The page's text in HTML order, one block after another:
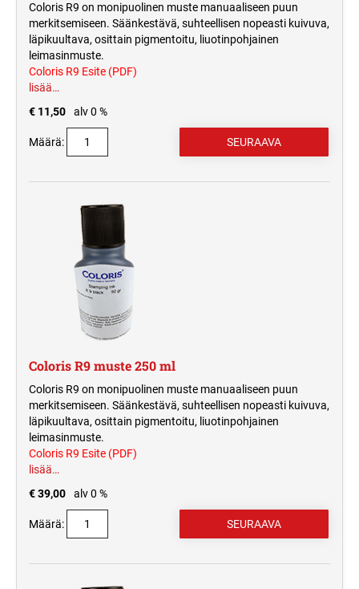
Coloris R9 on monipuolinen muste manuaaliseen puun
merkitsemiseen. Säänkestävä, suhteellisen nopeasti kuivuva,
läpikuultava, osittain pigmentoitu, liuotinpohjainen
leimasinmuste.
Coloris R9 Esite (PDF)
lisää…
€ 11,50
alv 0 %
Määrä:
Coloris R9 muste 250 ml
Coloris R9 on monipuolinen muste manuaaliseen puun
merkitsemiseen. Säänkestävä, suhteellisen nopeasti kuivuva,
läpikuultava, osittain pigmentoitu, liuotinpohjainen
leimasinmuste.
Coloris R9 Esite (PDF)
lisää…
€ 39,00
alv 0 %
Määrä: